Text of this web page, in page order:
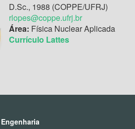
D.Sc., 1988 (COPPE/UFRJ)
rlopes@coppe.ufrj.br
Área: Física Nuclear Aplicada
Currículo Lattes